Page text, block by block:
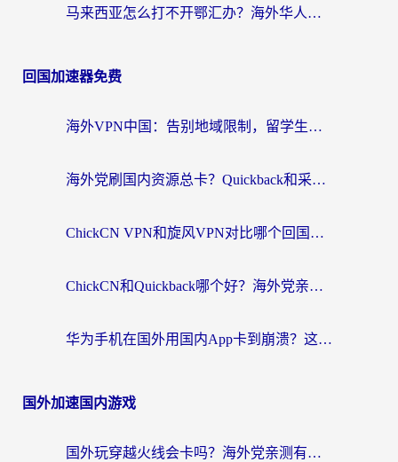
马来西亚怎么打不开鄂汇办？海外华人必备的回国加速指南，解决追剧、办事、阅读难题
回国加速器免费
海外VPN中国：告别地域限制，留学生与华人如何轻松刷国内剧、玩国服？
海外党刷国内资源总卡？Quickback和采集蜂好用吗？这篇指南帮你避坑
ChickCN VPN和旋风VPN对比哪个回国效果更好？海外党亲测实用指南
ChickCN和Quickback哪个好？海外党亲测回国加速器，轻松解锁国内资源（附避坑指南）
华为手机在国外用国内App卡到崩溃？这篇加速器指南帮你无缝刷剧打游戏
国外加速国内游戏
国外玩穿越火线会卡吗？海外党亲测有效的国服游戏加速指南